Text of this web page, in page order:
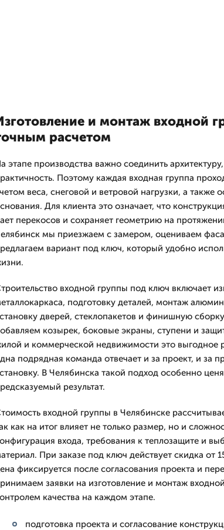
и монтаж входной
расчетом
этапе производства важно соединить
Поэтому каждая входная группа
веса, снеговой и ветровой нагрузки, а также
Для клиента это означает, что
перекосов и сохраняет геометрию на
мы приезжаем с замером, оцениваем
вариант под ключ, который удобно
входной группы под ключ включает
подготовку деталей, монтаж
дверей, стеклопакетов и финишную
козырек, боковые экраны, ступени и
и коммерческой недвижимости это выгодное
подрядная команда отвечает и за проект, и за
В Челябинска такой подход особенно
результат.
входной группы в Челябинске
как на итог влияет не только размер, но и
входа, требования к теплозащите и
При заказе под ключ действует скидка от
фиксируется после согласования проекта и
заявки на изготовление и монтаж
качества на каждом этапе.
подготовка проекта и согласование